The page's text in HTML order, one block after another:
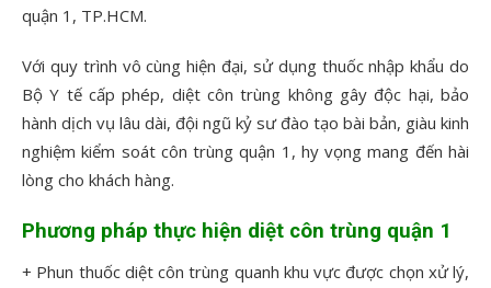
quận 1, TP.HCM.
Với quy trình vô cùng hiện đại, sử dụng thuốc nhập khẩu do
Bộ Y tế cấp phép, diệt côn trùng không gây độc hại, bảo
hành dịch vụ lâu dài, đội ngũ kỷ sư đào tạo bài bản, giàu kinh
nghiệm kiểm soát côn trùng quận 1, hy vọng mang đến hài
lòng cho khách hàng.
Phương pháp thực hiện diệt côn trùng quận 1
+ Phun thuốc diệt côn trùng quanh khu vực được chọn xử lý,